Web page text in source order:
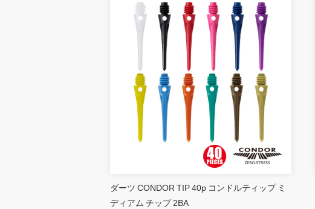
ダーツ CONDOR TIP 40p コンドルティップ ミ
ディアム チップ 2BA